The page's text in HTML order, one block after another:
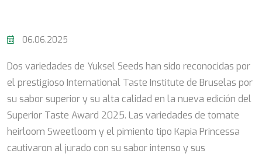
06.06.2025
Dos variedades de Yuksel Seeds han sido reconocidas por
el prestigioso International Taste Institute de Bruselas por
su sabor superior y su alta calidad en la nueva edición del
Superior Taste Award 2025. Las variedades de tomate
heirloom Sweetloom y el pimiento tipo Kapia Princessa
cautivaron al jurado con su sabor intenso y sus